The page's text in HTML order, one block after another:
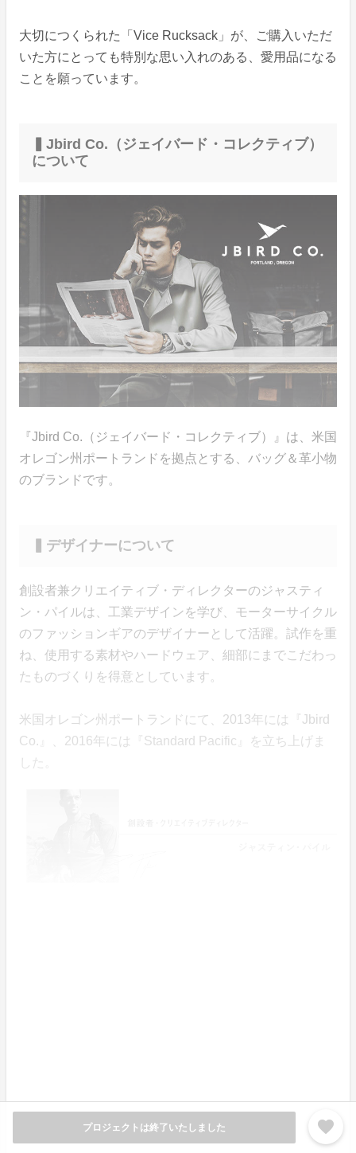
プロジェクトは終了いたしました favorite
大切につくられた「Vice Rucksack」が、ご購入いただ
いた方にとっても特別な思い入れのある、愛用品になる
ことを願っています。
▍Jbird Co.（ジェイバード・コレクティブ）
について
『Jbird Co.（ジェイバード・コレクティブ）』は、米国
オレゴン州ポートランドを拠点とする、バッグ＆革小物
のブランドです。
▍デザイナーについて
創設者兼クリエイティブ・ディレクターのジャスティ
ン・パイルは、工業デザインを学び、モーターサイクル
のファッションギアのデザイナーとして活躍。試作を重
ね、使用する素材やハードウェア、細部にまでこだわっ
たものづくりを得意としています。
米国オレゴン州ポートランドにて、2013年には『Jbird
Co.』、2016年には『Standard Pacific』を立ち上げま
した。